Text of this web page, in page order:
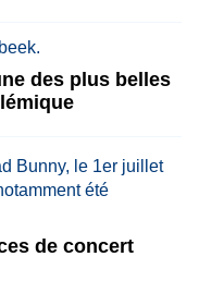
des plus belles
de concert